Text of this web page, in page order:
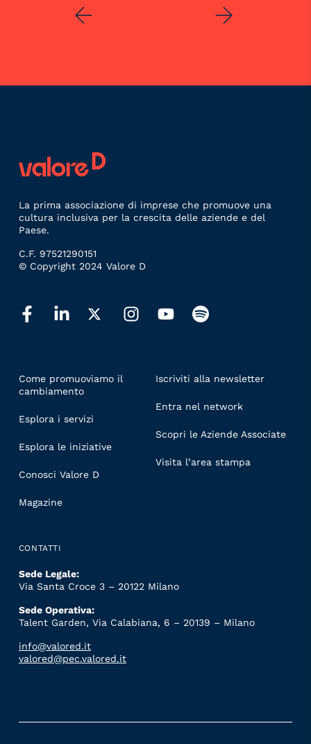
La prima associazione di imprese che promuove una
cultura inclusiva per la crescita delle aziende e del
Paese.
C.F. 97521290151
© Copyright 2024 Valore D
Come promuoviamo il
cambiamento
Esplora i servizi
Esplora le iniziative
Conosci Valore D
Magazine
Iscriviti alla newsletter
Entra nel network
Scopri le Aziende Associate
Visita l’area stampa
CONTATTI
Sede Legale:
Via Santa Croce 3 – 20122 Milano
Sede Operativa:
Talent Garden, Via Calabiana, 6 – 20139 – Milano
info@valored.it
valored@pec.valored.it